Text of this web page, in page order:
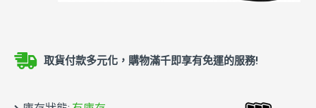
取貨付款多元化，購物滿千即享有免運的服務!